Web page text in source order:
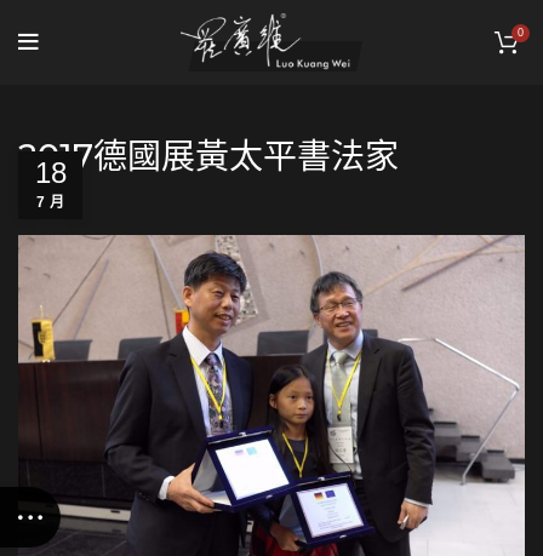
0
2017德國展黃太平書法家
18
7 月